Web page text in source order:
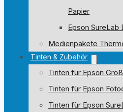
Papier
Epson SureLab
Medienpakete
Tinten & Zubehör
Tinten für Epson
Tinten für Epson
Tinten für Epson